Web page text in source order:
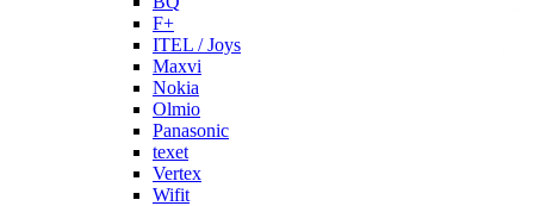
F+
ITEL / Joys
Maxvi
Nokia
Olmio
Panasonic
texet
Vertex
Wifit